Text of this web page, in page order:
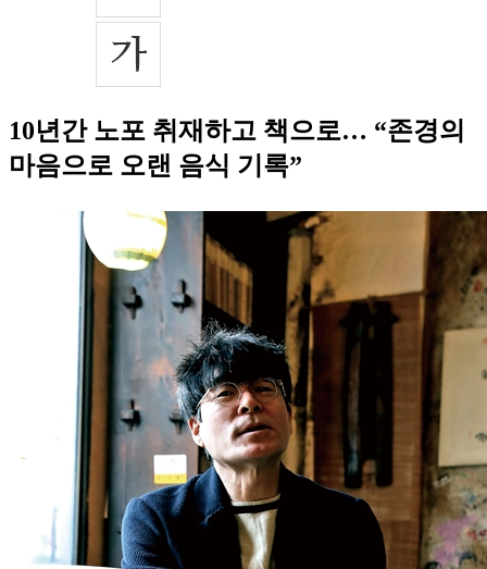
10년간 노포 취재하고 책으로… “존경의
마음으로 오랜 음식 기록”